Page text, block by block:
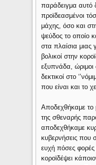
παράδειγμα αυτό
προϊδεασμένοι
μάχης, όσο και
ψεύδος το οποίο
στα πλαίσια μιας
βολικοί στην
εξυπνάδα, ώριμοι
δεκτικοί στο
που είναι και το
Αποδεχθήκαμε το
της σθεναρής
αποδεχθήκαμε
κυβερνήσεις που
ευχή πόσες
κοροϊδέψει